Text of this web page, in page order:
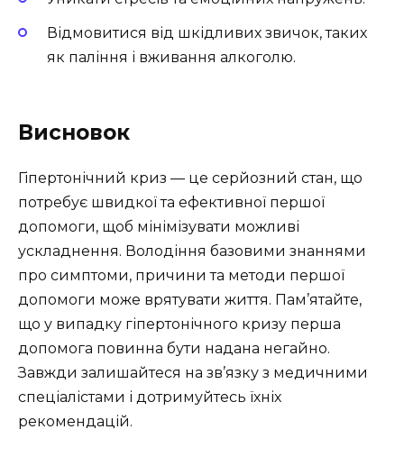
Відмовитися від шкідливих звичок, таких
як паління і вживання алкоголю.
Висновок
Гіпертонічний криз — це серйозний стан, що
потребує швидкої та ефективної першої
допомоги, щоб мінімізувати можливі
ускладнення. Володіння базовими знаннями
про симптоми, причини та методи першої
допомоги може врятувати життя. Пам’ятайте,
що у випадку гіпертонічного кризу перша
допомога повинна бути надана негайно.
Завжди залишайтеся на зв’язку з медичними
спеціалістами і дотримуйтесь їхніх
рекомендацій.